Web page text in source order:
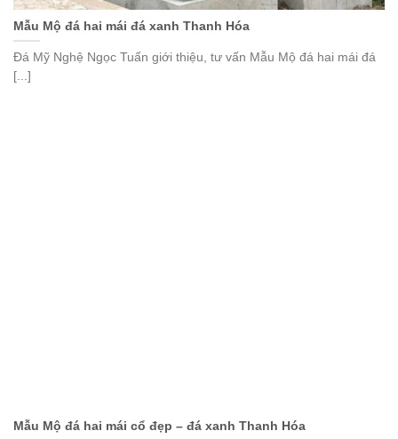
Mẫu Mộ đá hai mái đá xanh Thanh Hóa
Đá Mỹ Nghệ Ngọc Tuấn giới thiệu, tư vấn Mẫu Mộ đá hai mái đá
[...]
Mẫu Mộ đá hai mái cổ đẹp – đá xanh Thanh Hóa